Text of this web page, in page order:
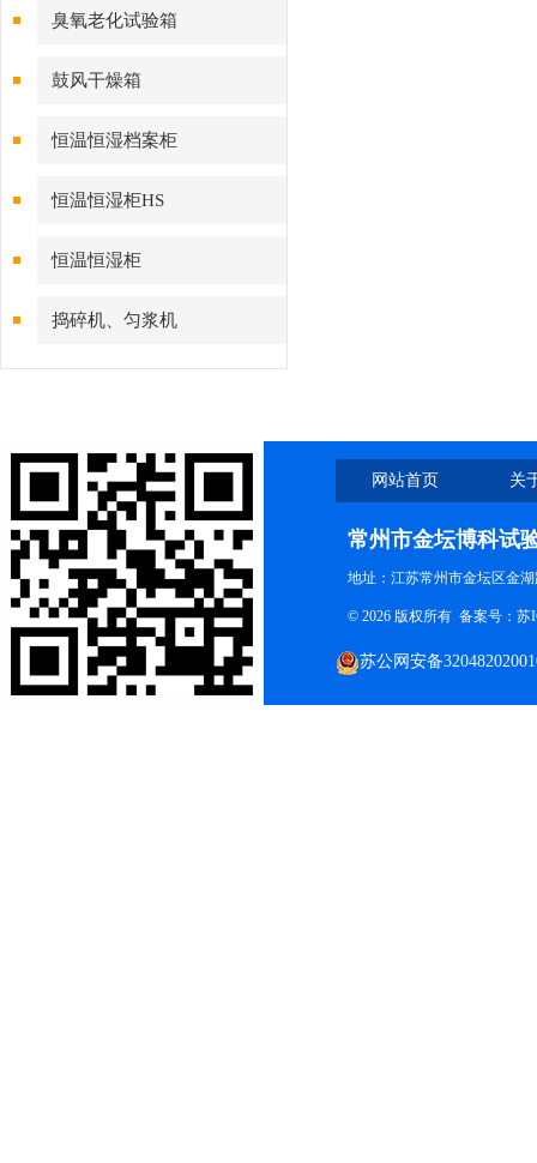
臭氧老化试验箱
鼓风干燥箱
恒温恒湿档案柜
恒温恒湿柜HS
恒温恒湿柜
捣碎机、匀浆机
网站首页 关
常州市金坛博科试
地址：江苏常州市金坛区金湖
© 2026 版权所有 备案号： 苏
苏公网安备